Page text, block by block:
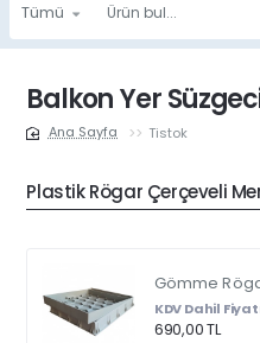
Tümü
Ürün
bul...
Balkon Yer
Tistok
Plastik Rögar Çerçeveli
KDV Dahil
690,00 TL